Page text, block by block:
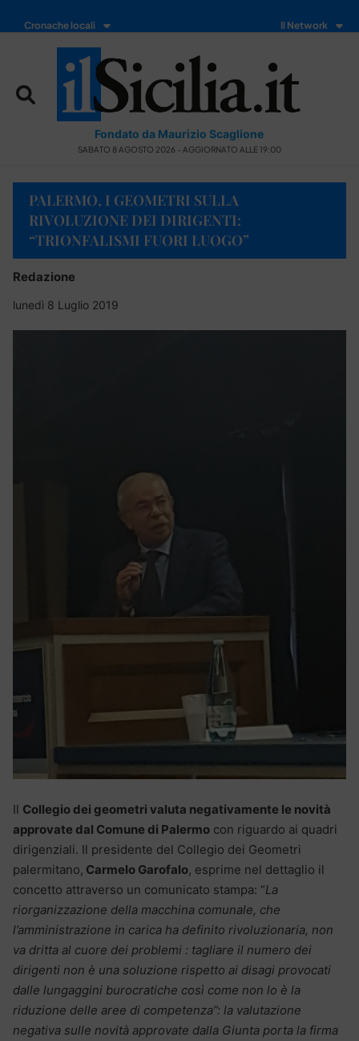
Cronache locali Il Network
Fondato da Maurizio Scaglione
SABATO 8 AGOSTO 2026 - AGGIORNATO ALLE 19:00
PALERMO, I GEOMETRI SULLA
RIVOLUZIONE DEI DIRIGENTI:
“TRIONFALISMI FUORI LUOGO”
Redazione
lunedì 8 Luglio 2019
Il Collegio dei geometri valuta negativamente le novità
approvate dal Comune di Palermo con riguardo ai quadri
dirigenziali. Il presidente del Collegio dei Geometri
palermitano, Carmelo Garofalo, esprime nel dettaglio il
concetto attraverso un comunicato stampa: “La
riorganizzazione della macchina comunale, che
l’amministrazione in carica ha definito rivoluzionaria, non
va dritta al cuore dei problemi : tagliare il numero dei
dirigenti non è una soluzione rispetto ai disagi provocati
dalle lungaggini burocratiche così come non lo è la
riduzione delle aree di competenza”: la valutazione
negativa sulle novità approvate dalla Giunta porta la firma